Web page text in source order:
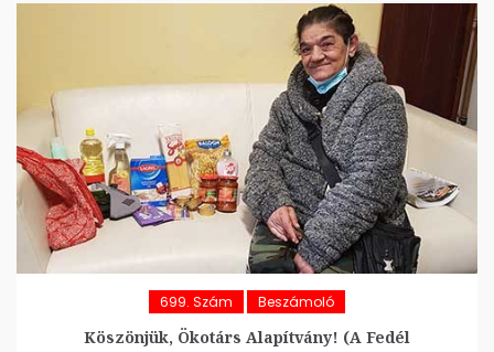
699. Szám Beszámoló
Köszönjük, Ökotárs Alapítvány! (A Fedél